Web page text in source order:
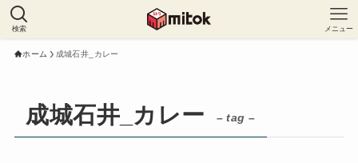
検索 メニュー
ホーム 成城石井_カレー
成城石井_カレー – tag –